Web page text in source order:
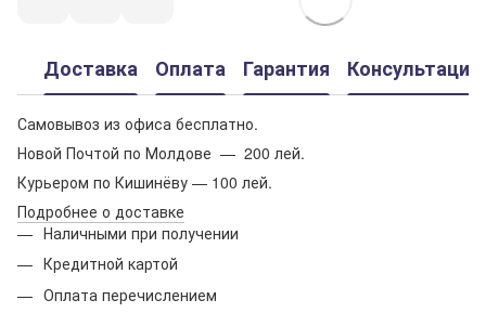
Доставка Оплата Гарантия Консультация
Самовывоз из офиса бесплатно.
Новой Почтой по Молдове — 200 лей.
Курьером по Кишинёву — 100 лей.
Подробнее о доставке
Наличными при получении
Кредитной картой
Оплата перечислением